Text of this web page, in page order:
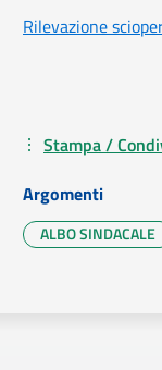
Rilevazione
Stampa /
Argomenti
ALBO SINDACALE